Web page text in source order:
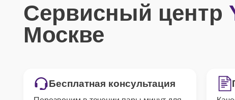
Сервисный центр
Москве
Бесплатная консультация